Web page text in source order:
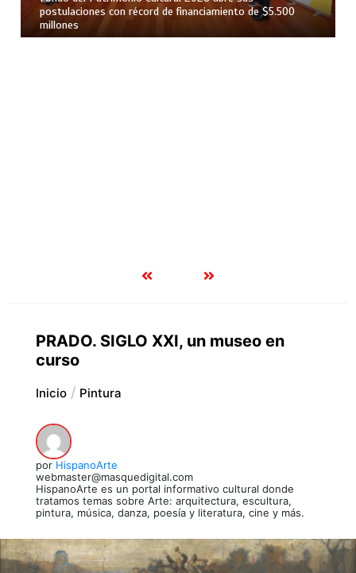
PRADO. SIGLO XXI, un museo en
curso
Inicio Pintura
por HispanoArte
webmaster@masquedigital.com
HispanoArte es un portal informativo cultural donde
tratamos temas sobre Arte: arquitectura, escultura,
pintura, música, danza, poesía y literatura, cine y más.